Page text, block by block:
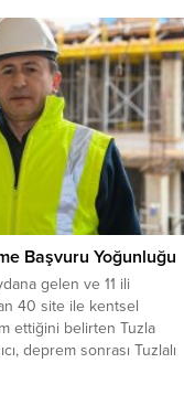
bizzat yönettiği
Başvuru Yoğunluğu
gelen ve 11 ili
40 site ile kentsel
ettiğini belirten Tuzla
deprem sonrası Tuzlalı
çalışmalarına yoğun ilgi